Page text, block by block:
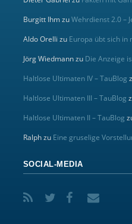
Burgitt IhmzuWehrdienst 2.0 –
Aldo Orelli zu Europa übt sich
Jörg Wiedmannzu Die Anzeige
Haltlose Ultimaten IV – TauBlog
Haltlose Ultimaten III – TauBlog
Haltlose Ultimaten II – TauBlog
Ralphzu Eine gruselige
SOCIAL-MEDIA